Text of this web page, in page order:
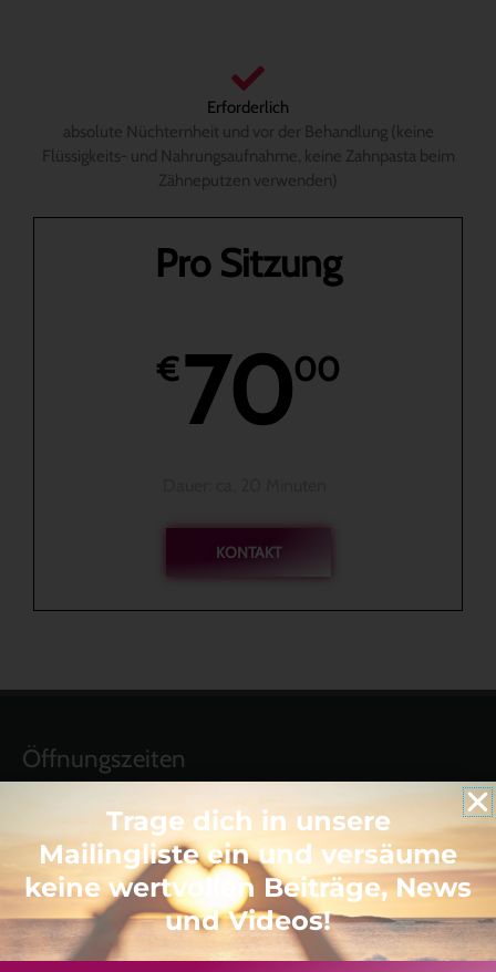
Erforderlich
absolute Nüchternheit und vor der Behandlung (keine
Flüssigkeits- und Nahrungsaufnahme, keine Zahnpasta beim
Zähneputzen verwenden)
Pro Sitzung
€7000
KONTAKT
Öffnungszeiten
Montag – Freitag:
09:00-12:00 Uhr
El Molino
Trage dich in unsere
Mailingliste ein und versäume
keine wertvollen Beiträge, News
und Videos!